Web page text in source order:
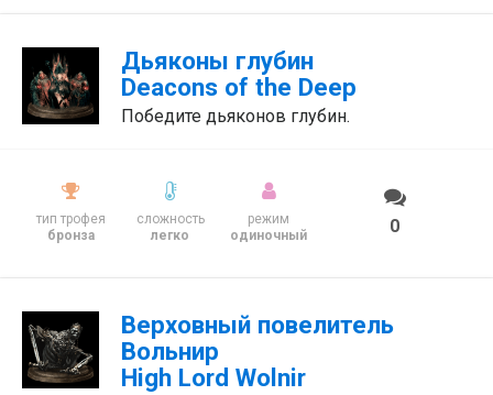
Дьяконы глубин
Deacons of the Deep
Победите дьяконов глубин.
тип трофея
бронза
сложность
легко
режим
одиночный
0
Верховный повелитель
Вольнир
High Lord Wolnir